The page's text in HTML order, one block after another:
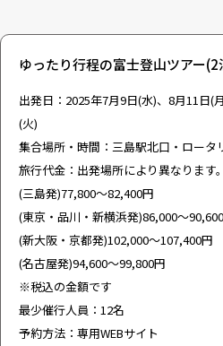
ゆったり行程の富士登山ツアー
出発日：2025年7月9日(水)、8月11日(
(火)
集合場所・時間：三島駅北口・ロータ
旅行代金：出発場所により異なります。
(三島発)77,800～82,400円
(東京・品川・新横浜発)86,000～
(新大阪・京都発)102,000～107,400円
(名古屋発)94,600～99,800円
※税込の金額です
最少催行人員：12名
予約方法：専用WEBサイト